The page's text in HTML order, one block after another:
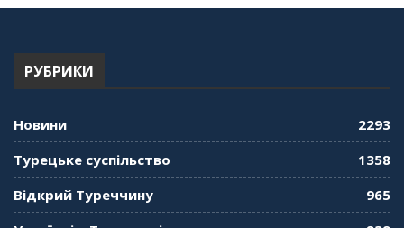
"Дзеркало діаспори". Випуск 13. МУШ в
"Дзеркало діаспори". Випуск 11. Олександр
"Дзеркало діаспори". Випуск 10. Тонкощі та
РУБРИКИ
Новини
2293
Турецьке суспільство
1358
Відкрий Туреччину
965